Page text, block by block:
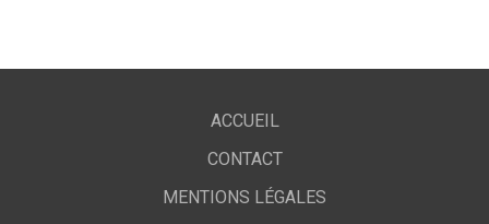
ACCUEIL
CONTACT
MENTIONS LÉGALES